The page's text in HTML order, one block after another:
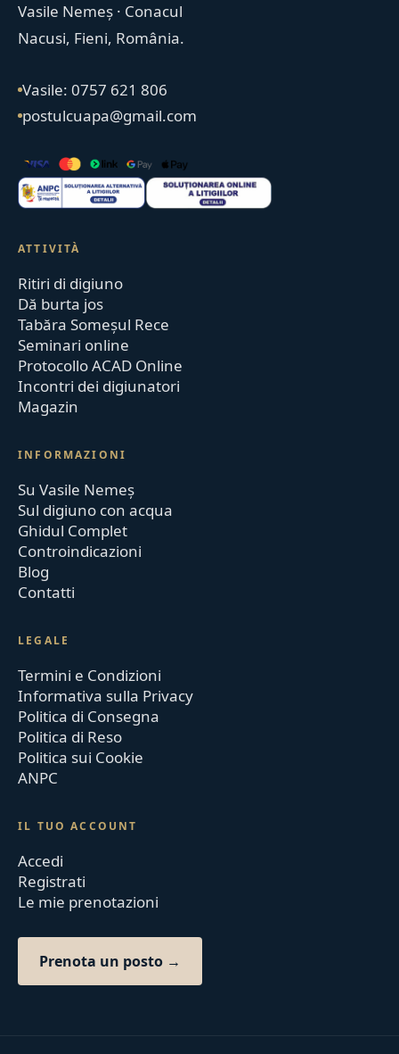
Vasile Nemeș · Conacul
Nacusi, Fieni, România.
Vasile: 0757 621 806
postulcuapa@gmail.com
ATTIVITÀ
Ritiri di digiuno
Dă burta jos
Tabăra Someșul Rece
Seminari online
Protocollo ACAD Online
Incontri dei digiunatori
Magazin
INFORMAZIONI
Su Vasile Nemeș
Sul digiuno con acqua
Ghidul Complet
Controindicazioni
Blog
Contatti
LEGALE
Termini e Condizioni
Informativa sulla Privacy
Politica di Consegna
Politica di Reso
Politica sui Cookie
ANPC
IL TUO ACCOUNT
Accedi
Registrati
Le mie prenotazioni
Prenota un posto →